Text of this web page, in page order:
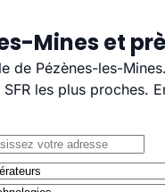
Mines et
de Pézènes-les-
les plus